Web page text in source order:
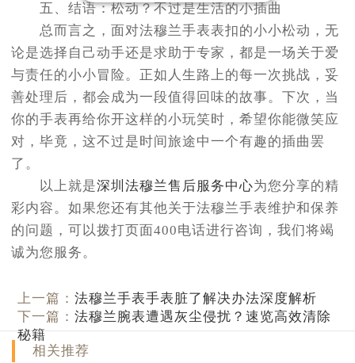
五、结语：松动？不过是生活的小插曲
总而言之，面对法穆兰手表表扣的小小松动，无
论是选择自己动手还是求助于专家，都是一场关于爱
与责任的小小冒险。正如人生路上的每一次挑战，妥
善处理后，都会成为一段值得回味的故事。下次，当
你的手表再给你开这样的小玩笑时，希望你能微笑应
对，毕竟，这不过是时间旅途中一个有趣的插曲罢
了。
以上就是深圳法穆兰售后服务中心为您分享的精
彩内容。如果您还有其他关于法穆兰手表维护和保养
的问题，可以拨打页面400电话进行咨询，我们将竭
诚为您服务。
上一篇：法穆兰手表手表脏了解决办法深度解析
下一篇：法穆兰腕表遭遇灰尘侵扰？速览高效清除
秘籍
相关推荐